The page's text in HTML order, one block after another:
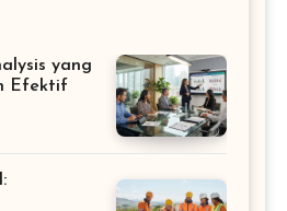
yang
Efektif